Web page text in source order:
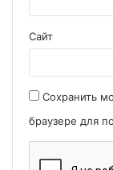
Сайт
Сохранить
браузере для